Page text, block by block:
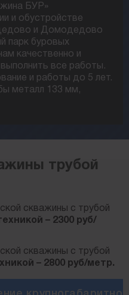
БУР»
и обустройстве
и Домодедово
парк буровых
качественно и
все работы.
и работы до 5 лет.
металл 133 мм,
трубой
скважины с трубой
– 2300 руб/
скважины с трубой
– 2800 руб/метр.